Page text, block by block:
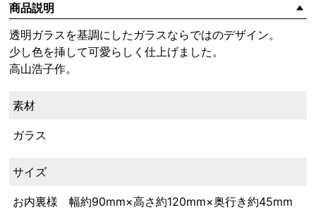
商品説明
透明ガラスを基調にしたガラスならではのデザイン。
少し色を挿して可愛らしく仕上げました。
高山浩子作。
素材
ガラス
サイズ
お内裏様 幅約90mm×高さ約120mm×奥行き約45mm